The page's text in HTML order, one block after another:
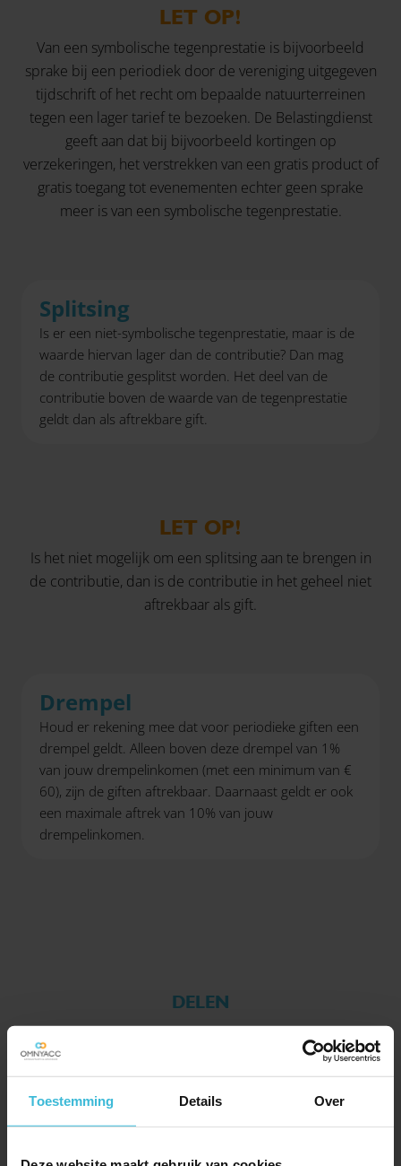
Toestemming Details Over
LET OP!
Van een symbolische tegenprestatie is bijvoorbeeld
sprake bij een periodiek door de vereniging uitgegeven
tijdschrift of het recht om bepaalde natuurterreinen
tegen een lager tarief te bezoeken. De Belastingdienst
geeft aan dat bij bijvoorbeeld kortingen op
verzekeringen, het verstrekken van een gratis product of
gratis toegang tot evenementen echter geen sprake
meer is van een symbolische tegenprestatie.
Splitsing
Is er een niet-symbolische tegenprestatie, maar is de
waarde hiervan lager dan de contributie? Dan mag
de contributie gesplitst worden. Het deel van de
contributie boven de waarde van de tegenprestatie
geldt dan als aftrekbare gift.
LET OP!
Is het niet mogelijk om een splitsing aan te brengen in
de contributie, dan is de contributie in het geheel niet
aftrekbaar als gift.
Drempel
Houd er rekening mee dat voor periodieke giften een
drempel geldt. Alleen boven deze drempel van 1%
van jouw drempelinkomen (met een minimum van €
60), zijn de giften aftrekbaar. Daarnaast geldt er ook
een maximale aftrek van 10% van jouw
drempelinkomen.
DELEN